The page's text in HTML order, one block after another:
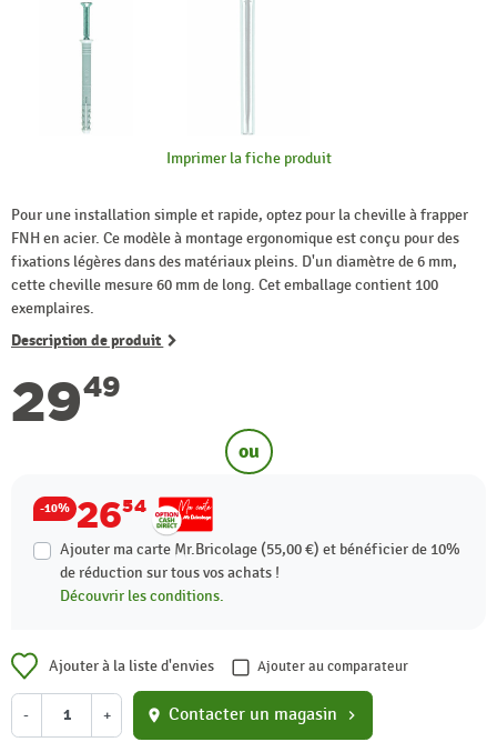
Imprimer la fiche produit
Pour une installation simple et rapide, optez pour la cheville à frapper
FNH en acier. Ce modèle à montage ergonomique est conçu pour des
fixations légères dans des matériaux pleins. D'un diamètre de 6 mm,
cette cheville mesure 60 mm de long. Cet emballage contient 100
exemplaires.
Description de produit
2949
ou
-10% 2654
Ajouter ma carte Mr.Bricolage (55,00 €) et bénéficier de 10%
de réduction sur tous vos achats !
Découvrir les conditions.
Ajouter à la liste d'envies Ajouter au comparateur
- + location_on Contacter un magasin chevron_right